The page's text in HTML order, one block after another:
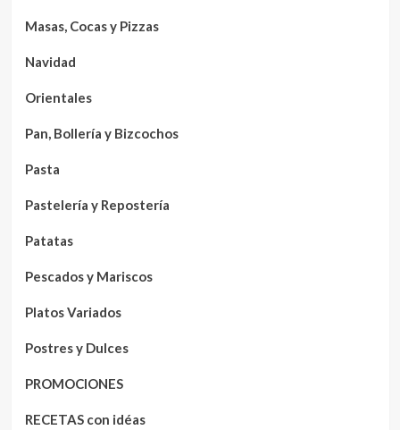
Masas, Cocas y Pizzas
Navidad
Orientales
Pan, Bollería y Bizcochos
Pasta
Pastelería y Repostería
Patatas
Pescados y Mariscos
Platos Variados
Postres y Dulces
PROMOCIONES
RECETAS con idéas